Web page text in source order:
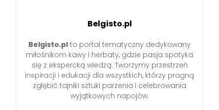
Belgisto.pl
Belgisto.pl to portal tematyczny dedykowany
miłośnikom kawy i herbaty, gdzie pasja spotyka
się z ekspercką wiedzą. Tworzymy przestrzeń
inspiracji i edukacji dla wszystkich, którzy pragną
zgłębić tajniki sztuki parzenia i celebrowania
wyjątkowych napojów.